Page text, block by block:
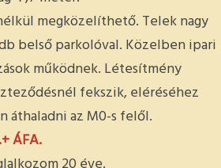
megközelíthető. Telek nagy
belső parkolóval. Közelben ipari
működnek. Létesítmény
fekszik, eléréséhez
áthaladni az M0-s felől.
ÁFA.